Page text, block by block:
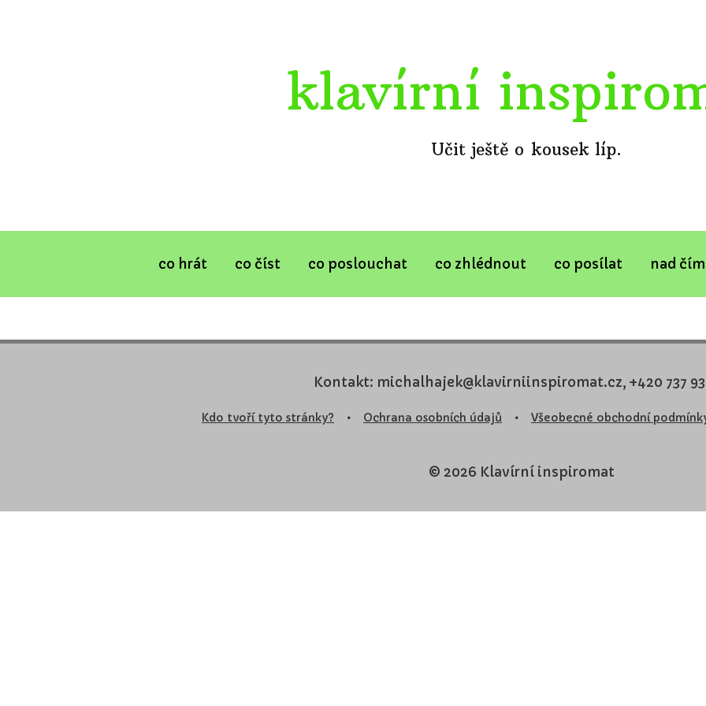
klavírní
Učit ještě o kousek líp.
co hrát co číst co poslouchat co zhlédnout co posílat nad
Kontakt: michalhajek@klavirniinspiromat.cz, +420 737
Kdo tvoří tyto stránky? • Ochrana osobních údajů • Všeobecné obchodní
© 2026 Klavírní inspiromat